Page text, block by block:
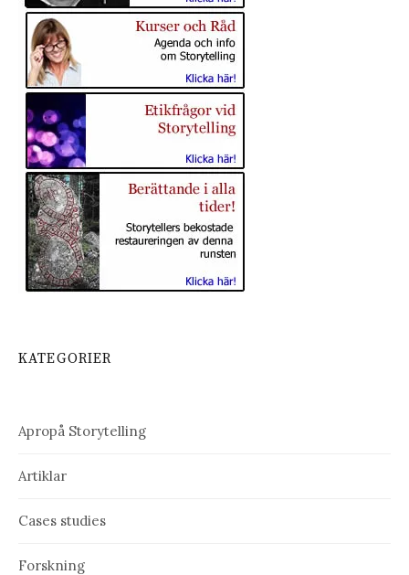
KATEGORIER
Apropå Storytelling
Artiklar
Cases studies
Forskning